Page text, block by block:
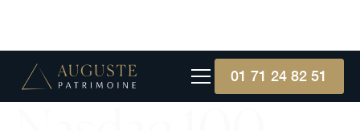
01 71 24 82 51